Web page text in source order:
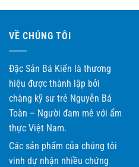
VỀ CHÚNG TÔI
Đặc Sản Bá Kiến là thương
hiệu được thành lập bởi
chàng kỹ sư trẻ Nguyễn Bá
Toàn – Người đam mê với ẩm
thực Việt Nam.
Các sản phẩm của chúng tôi
vinh dự nhận nhiều chứng